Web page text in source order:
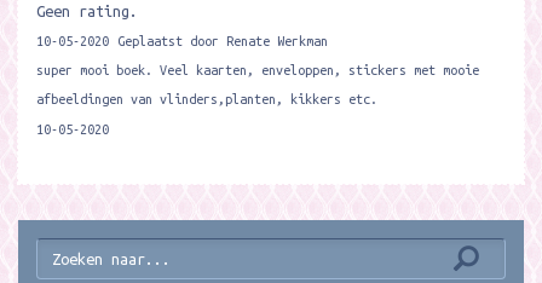
Geen rating.
10-05-2020
Geplaatst door Renate Werkman
super mooi boek. Veel kaarten, enveloppen, stickers met mooie
afbeeldingen van vlinders,planten, kikkers etc.
10-05-2020